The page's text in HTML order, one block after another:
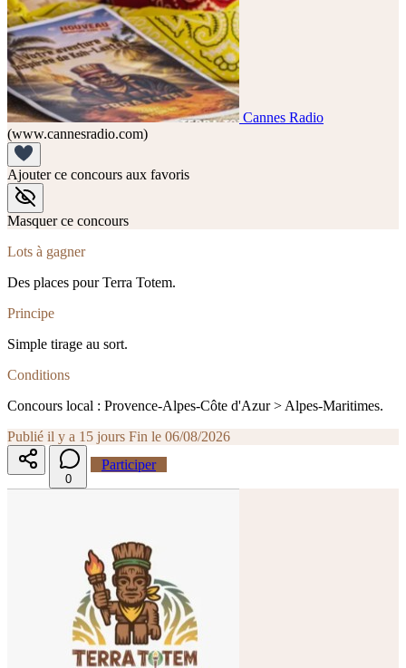
Cannes Radio
(www.cannesradio.com)
Ajouter ce concours aux favoris
Masquer ce concours
Lots à gagner
Des places pour Terra Totem.
Principe
Simple tirage au sort.
Conditions
Concours local : Provence-Alpes-Côte d'Azur > Alpes-Maritimes.
Publié il y a 15 jours Fin le 06/08/2026
0
Participer